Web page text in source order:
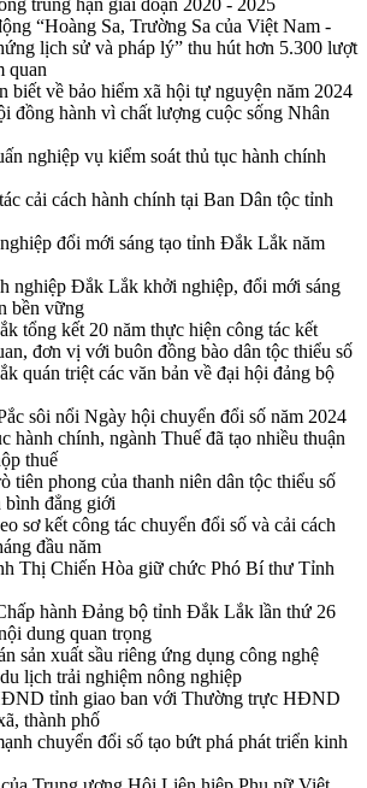
trung hạn giai đoạn 2020 - 2025
“Hoàng Sa, Trường Sa của Việt Nam -
lịch sử và pháp lý” thu hút hơn 5.300 lượt
quan
biết về bảo hiểm xã hội tự nguyện năm 2024
đồng hành vì chất lượng cuộc sống Nhân
nghiệp vụ kiểm soát thủ tục hành chính
cải cách hành chính tại Ban Dân tộc tỉnh
đổi mới sáng tạo tỉnh Đắk Lắk năm
nghiệp Đắk Lắk khởi nghiệp, đổi mới sáng
bền vững
tổng kết 20 năm thực hiện công tác kết
đơn vị với buôn đồng bào dân tộc thiểu số
quán triệt các văn bản về đại hội đảng bộ
sôi nổi Ngày hội chuyển đổi số năm 2024
hành chính, ngành Thuế đã tạo nhiều thuận
thuế
tiên phong của thanh niên dân tộc thiểu số
bình đẳng giới
sơ kết công tác chuyển đổi số và cải cách
đầu năm
Thị Chiến Hòa giữ chức Phó Bí thư Tỉnh
hành Đảng bộ tỉnh Đắk Lắk lần thứ 26
dung quan trọng
sản xuất sầu riêng ứng dụng công nghệ
lịch trải nghiệm nông nghiệp
tỉnh giao ban với Thường trực HĐND
thành phố
chuyển đổi số tạo bứt phá phát triển kinh